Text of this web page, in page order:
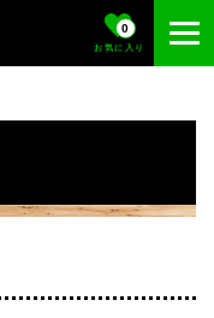
お気に入り
0